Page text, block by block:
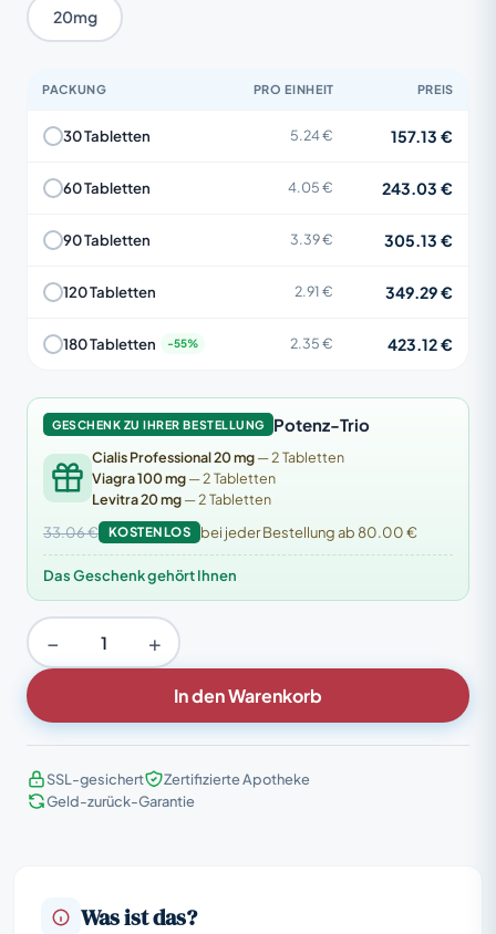
20mg
PACKUNG PRO EINHEIT PREIS
30 Tabletten 5.24 € 157.13 €
60 Tabletten 4.05 € 243.03 €
90 Tabletten 3.39 € 305.13 €
120 Tabletten 2.91 € 349.29 €
180 Tabletten 2.35 € 423.12 €
GESCHENK ZU IHRER BESTELLUNG Potenz-Trio
Cialis Professional 20 mg— 2 Tabletten
Viagra 100 mg— 2 Tabletten
Levitra 20 mg— 2 Tabletten
33.06 € KOSTENLOS bei jeder Bestellung ab 80.00 €
Das Geschenk gehört Ihnen
− +
In den Warenkorb
SSL-gesichert
Zertifizierte Apotheke
Geld-zurück-Garantie
Was ist das?